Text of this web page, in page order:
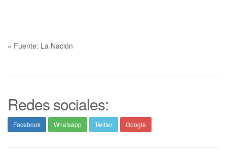
» Fuente: La Nación
Redes sociales:
Facebook Whatsapp Twitter Google